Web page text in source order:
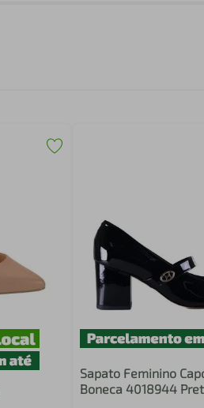
Sapato Feminino
Boneca 4018944